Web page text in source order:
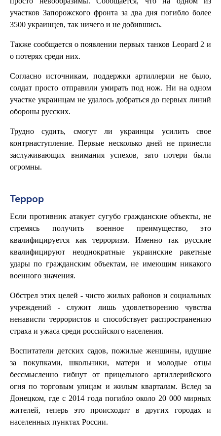
участков Запорожского фронта за два дня погибло более
3500 украинцев, так ничего и не добившись.
Также сообщается о появлении первых танков Leopard 2 и
о потерях среди них.
Согласно источникам, поддержки артиллерии не было,
солдат просто отправили умирать под нож. Ни на одном
участке украинцам не удалось добраться до первых линий
обороны русских.
Трудно судить, смогут ли украинцы усилить свое
контрнаступление. Первые несколько дней не принесли
заслуживающих внимания успехов, зато потери были
огромны.
Террор
Если противник атакует сугубо гражданские объекты, не
стремясь получить военное преимущество, это
квалифицируется как терроризм. Именно так русские
квалифицируют неоднократные украинские ракетные
удары по гражданским объектам, не имеющим никакого
военного значения.
Обстрел этих целей - чисто жилых районов и социальных
учреждений - служит лишь удовлетворению чувства
ненависти террористов и способствует распространению
страха и ужаса среди российского населения.
Воспитатели детских садов, пожилые женщины, идущие
за покупками, школьники, матери и молодые отцы
бессмысленно гибнут от прицельного артиллерийского
огня по торговым улицам и жилым кварталам. Вслед за
Донецком, где с 2014 года погибло около 20 000 мирных
жителей, теперь это происходит в других городах и
населенных пунктах России.